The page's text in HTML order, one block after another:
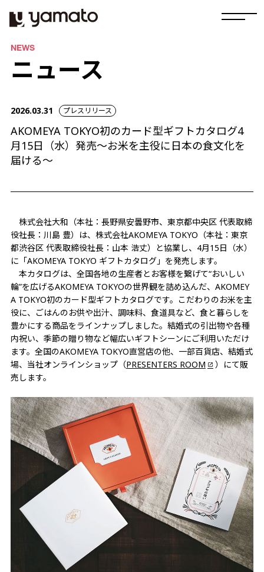
NEWS
ニュース
2026.03.31 プレスリリース
AKOMEYA TOKYO初のカード型ギフトカタログ4
月15日（水）発売～お米を主役に日本の食文化を
届ける～
株式会社大和（本社：長野県安曇野市、東京都中央区 代表取締
役社長：川島 豊）は、株式会社AKOMEYA TOKYO（本社：東京
都渋谷区 代表取締役社長：山本 浩丈）と協業し、4月15日（水）
に「AKOMEYA TOKYO ギフトカタログ」を発売します。
本カタログは、全国各地の生産者とお客様を繋げて“おいしい
輪”を広げるAKOMEYA TOKYOの世界観を詰め込んだ、AKOMEY
A TOKYO初のカード型ギフトカタログです。こだわりのお米を主
役に、ごはんのお供や出汁、調味料、食道具など、食と暮らしを
豊かにする商品をラインナップしました。結婚式の引出物や各種
内祝い、季節の贈り物など幅広いギフトシーンにご利用いただけ
ます。全国のAKOMEYA TOKYO直営店の他、一部百貨店、結婚式
場、当社オンラインショップ（PRESENTERS ROOM
）にて販
売します。